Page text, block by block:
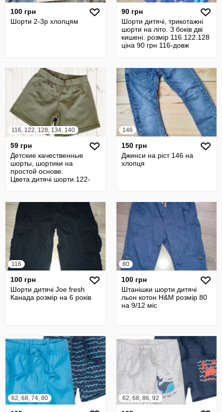
100 грн
Шорти 2-3р хлопцям
90 грн
Шорти дитячі, трикотажні
шорти на літо. З боків дві
кишені. розмір 116.122.128
ціна 90 грн 116-довж
116, 122, 128, 134, 140
59 грн
Детские качественные
шорты, шортики на
простой основе.
Цвета.дитячі шорти.122-
146
150 грн
Джинси на ріст 146 на
хлопця
116
100 грн
Шорти дитячі Joe fresh
Канада розмір на 6 років
80
100 грн
Штанішки шорти дитячі
льон котон H&M розмір 80
на 9/12 міс
62, 68, 74, 80 62, 68, 86, 92